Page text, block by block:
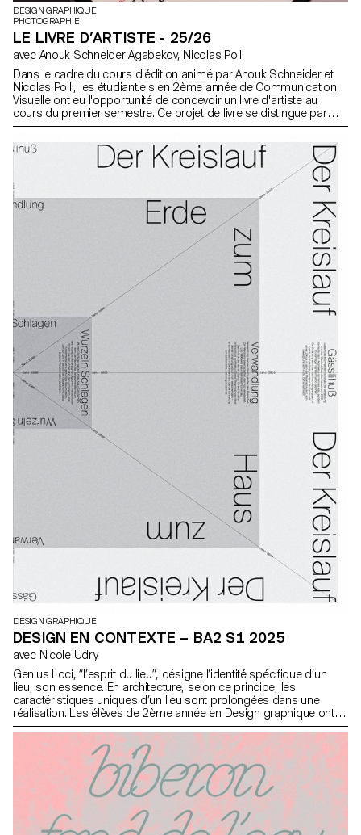
DESIGN GRAPHIQUE
PHOTOGRAPHIE
LE LIVRE D’ARTISTE - 25/26
avec Anouk Schneider Agabekov, Nicolas Polli
Dans le cadre du cours d'édition animé par Anouk Schneider et
Nicolas Polli, les étudiant.e.s en 2ème année de Communication
Visuelle ont eu l'opportunité de concevoir un livre d'artiste au
cours du premier semestre. Ce projet de livre se distingue par
son approche contemporaine visant à créer un objet éditorial qui
intègre harmonieusement forme et contenu dans le contexte
actuel du paysage éditorial. Les étudiant.e.s ont été encouragés à
exploiter leur liberté artistique à tous les niveaux de création, que
ce soit en termes de format, de choix de papier, de reliure, de
mise en page, d'illustrations, de texte ou de typographie. Dans le
cadre de ce cours, le livre d'artiste peut prendre forme à travers
diverses modalités d'illustrations, telles que la photographie, la
reproduction, la mise en contexte, le dessin, la 3D, etc. L'accent
est mis sur la vision artistique de l'auteur.ice et sur les moyens mis
en œuvre pour la concrétiser. Les étudiant.e.s endossent des
rôles multiples en tant qu'éditeur, conservateur et architecte,
couvrant ainsi les responsabilités de directeur artistique, designer,
photographe, styliste, illustrateur, typographe, rédacteur en chef,
et secrétaire de rédaction. Ce cours met en avant le design
éditorial contemporain en explorant le potentiel narratif d'une
séquence de contenu maîtrisé.
DESIGN GRAPHIQUE
DESIGN EN CONTEXTE – BA2 S1 2025
avec Nicole Udry
Genius Loci, “l’esprit du lieu”, désigne l’identité spécifique d’un
lieu, son essence. En architecture, selon ce principe, les
caractéristiques uniques d’un lieu sont prolongées dans une
réalisation. Les élèves de 2ème année en Design graphique ont
travaillé sur une communication basée sur ce principe et sur la
réalisation architecturale qui s’y réfère afin d’en faire la promotion,
ou de prolonger la communication du lieu.